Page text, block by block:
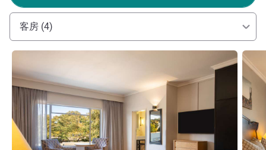
尊敬的客人，欢迎光临温得和克美居酒店！我们热忱欢迎
您的光临，期待为您提供难忘的入住体验。无论是商务还是
休闲旅行，我们希望您享受我们的各种设施和位于纳米比亚
首都的优越位置。
Candice Duval 酒店管理
客房 (4)
请参阅详情 请参